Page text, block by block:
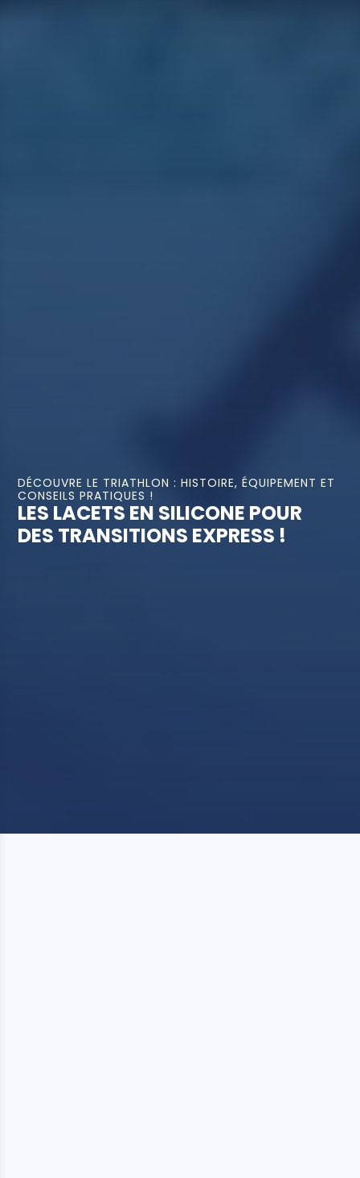
DÉCOUVRE LE TRIATHLON : HISTOIRE, ÉQUIPEMENT ET
CONSEILS PRATIQUES !
LES LACETS EN SILICONE POUR
DES TRANSITIONS EXPRESS !